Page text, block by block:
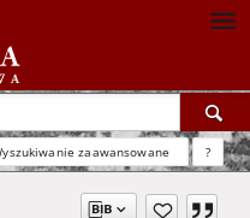
zaawansowane ?